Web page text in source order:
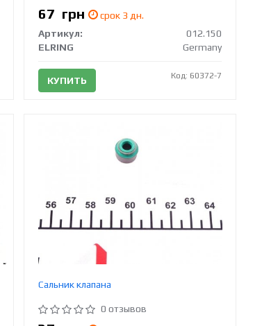
67 грн
срок 3 дн.
Артикул:
012.150
ELRING
Germany
КУПИТЬ Код: 60372-7
Сальник клапана
0 отзывов